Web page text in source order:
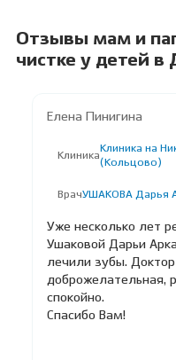
Отзывы мам и
чистке у детей в
Елена Пинигина
Клиника
Клиника на
(Кольцово)
ВрачУШАКОВА Дарья
Уже несколько лет
Ушаковой Дарьи
лечили зубы. Доктор
доброжелательная,
спокойно.
Спасибо Вам!